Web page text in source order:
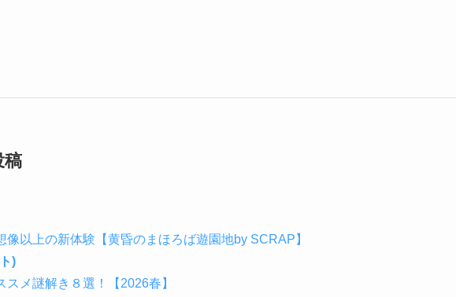
稿
像以上の新体験【黄昏のまほろば遊園地by SCRAP】
)
メ謎解き８選！【2026春】